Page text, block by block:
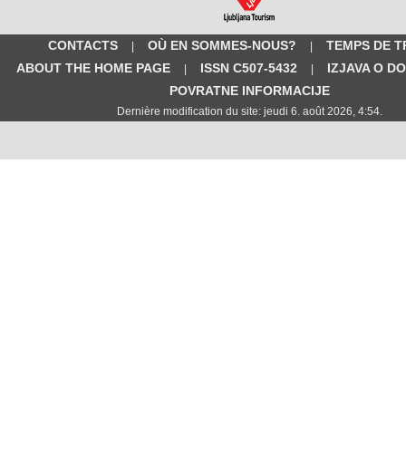
CONTACTS | OÙ EN SOMMES-NOUS? |
TEMPS DE
ABOUT THE HOME PAGE
| ISSN C507-5432 |
IZJAVA O
POVRATNE INFORMACIJE
Dernière modification du site: jeudi 6. août 2026, 4:54.